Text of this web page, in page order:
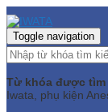
Toggle navigation
Từ khóa được tìm
Iwata, phụ kiện